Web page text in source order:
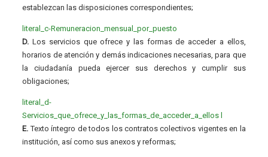
establezcan las disposiciones correspondientes;
literal_c-Remuneracion_mensual_por_puesto
D. Los servicios que ofrece y las formas de acceder a ellos,
horarios de atención y demás indicaciones necesarias, para que
la ciudadanía pueda ejercer sus derechos y cumplir sus
obligaciones;
literal_d-
Servicios_que_ofrece_y_las_formas_de_acceder_a_ellos l
E. Texto íntegro de todos los contratos colectivos vigentes en la
institución, así como sus anexos y reformas;